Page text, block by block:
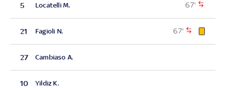
5 Locatelli M. 67'
21 Fagioli N. 67'
27 Cambiaso A.
10 Yildiz K.